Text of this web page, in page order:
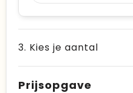
3. Kies je aantal
Prijsopgave